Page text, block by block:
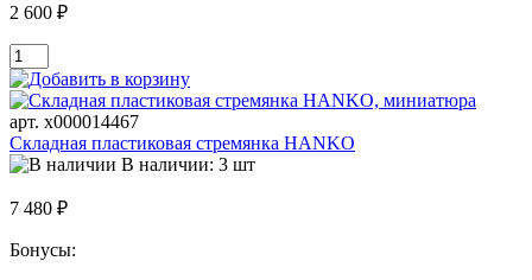
2 600 ₽
арт. х000014467
Складная пластиковая стремянка HANKO
В наличии: 3 шт
7 480 ₽
Бонусы: